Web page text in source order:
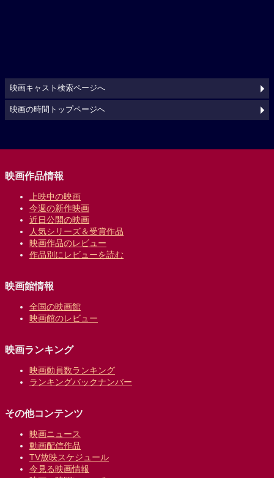
映画キャスト検索ページへ
映画の時間トップページへ
映画作品情報
上映中の映画
今週の新作映画
近日公開の映画
人気シリーズ＆受賞作品
映画作品のレビュー
作品別にレビューを読む
映画館情報
全国の映画館
映画館のレビュー
映画ランキング
映画動員数ランキング
ランキングバックナンバー
その他コンテンツ
映画ニュース
動画配信作品
TV放映スケジュール
今見る映画情報